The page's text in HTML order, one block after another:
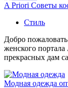
A Priori Советы
Стиль
Добро
женского
прекрасных дам
Модная одежда